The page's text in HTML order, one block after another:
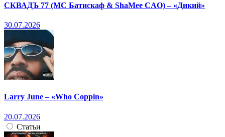
СКВАДЪ 77 (МС Батискаф & ShaMee CAO) – «Дикий»
30.07.2026
Larry June – «Who Coppin»
20.07.2026
Статьи